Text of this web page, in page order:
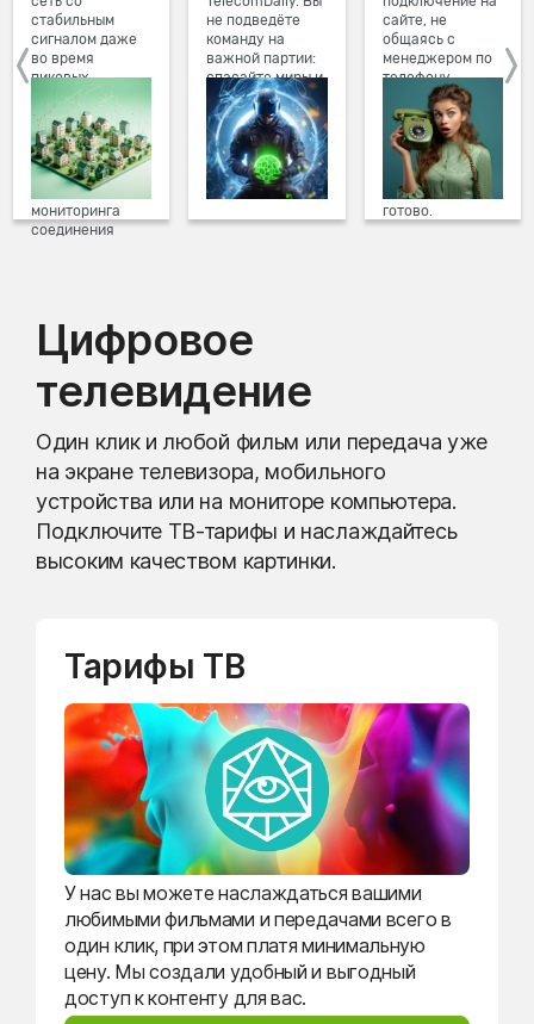
стабильным
сигналом даже
во время
пиковых
нагрузок в
вечернее время.
Мы постоянно
обновляем наше
оборудование в
домах, а система
мониторинга
соединения
не подведёте
команду на
важной партии:
спасайте миры и
побеждайте с
друзьями в
онлайн-играх.
сайте, не
общаясь с
менеджером по
телефону.
Просто в три
клика заполните
форму заявки на
сайте, выберите
дату и время
подключения,
готово.
Цифровое
телевидение
Один клик и любой фильм или передача уже
на экране телевизора, мобильного
устройства или на мониторе компьютера.
Подключите ТВ-тарифы и наслаждайтесь
высоким качеством картинки.
Тарифы ТВ
У нас вы можете наслаждаться вашими
любимыми фильмами и передачами всего в
один клик, при этом платя минимальную
цену. Мы создали удобный и выгодный
доступ к контенту для вас.